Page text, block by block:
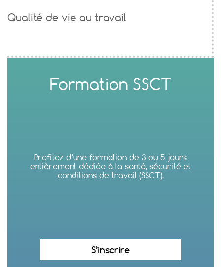
Qualité de vie au travail
Formation SSCT
Profitez d’une formation de 3 ou 5 jours
entièrement dédiée à la santé, sécurité et
conditions de travail (SSCT).
S’inscrire